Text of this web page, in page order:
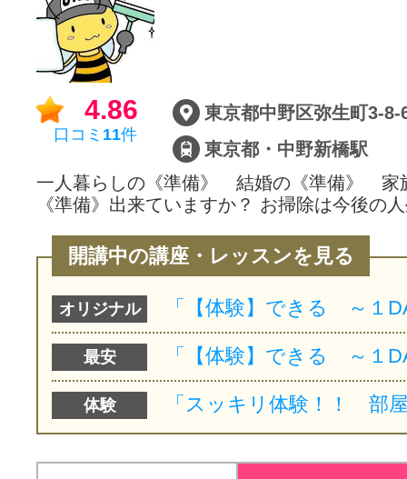
4.86
口コミ 11件
東京都中野区弥生町3-8-
東京都・中野新橋駅
一人暮らしの《準備》 結婚の《準備》 家
《準備》出来ていますか？ お掃除は今後の
開講中の講座・レッスンを見る
オリジナル
最安
体験